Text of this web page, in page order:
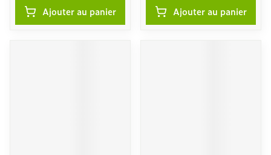
Ajouter au panier Ajouter au panier